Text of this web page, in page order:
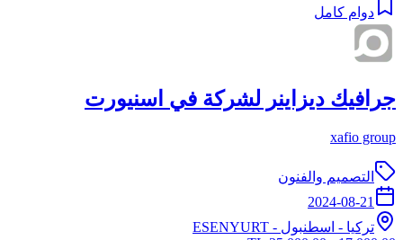
دوام كامل
جرافيك ديزاينر لشركة في اسنيورت
xafio group
التصميم والفنون
2024-08-21
تركيا - اسطنبول - ESENYURT